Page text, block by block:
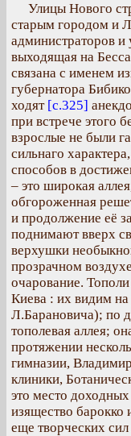
Улицы Нового
старым городом и
администраторов
выходящая на
связана с именем
губернатора
ходят [с.325]
при встрече этого
взрослые не были
сильнаго
способов в
– это широкая
обгороженная
и продолжение её
поднимают вверх
верхушки
прозрачном
очарование.
Киева : их видим
Л.Барановича); по
тополевая аллея;
протяжении
гимназии,
клиники,
это место
изящество
еще творческих сил